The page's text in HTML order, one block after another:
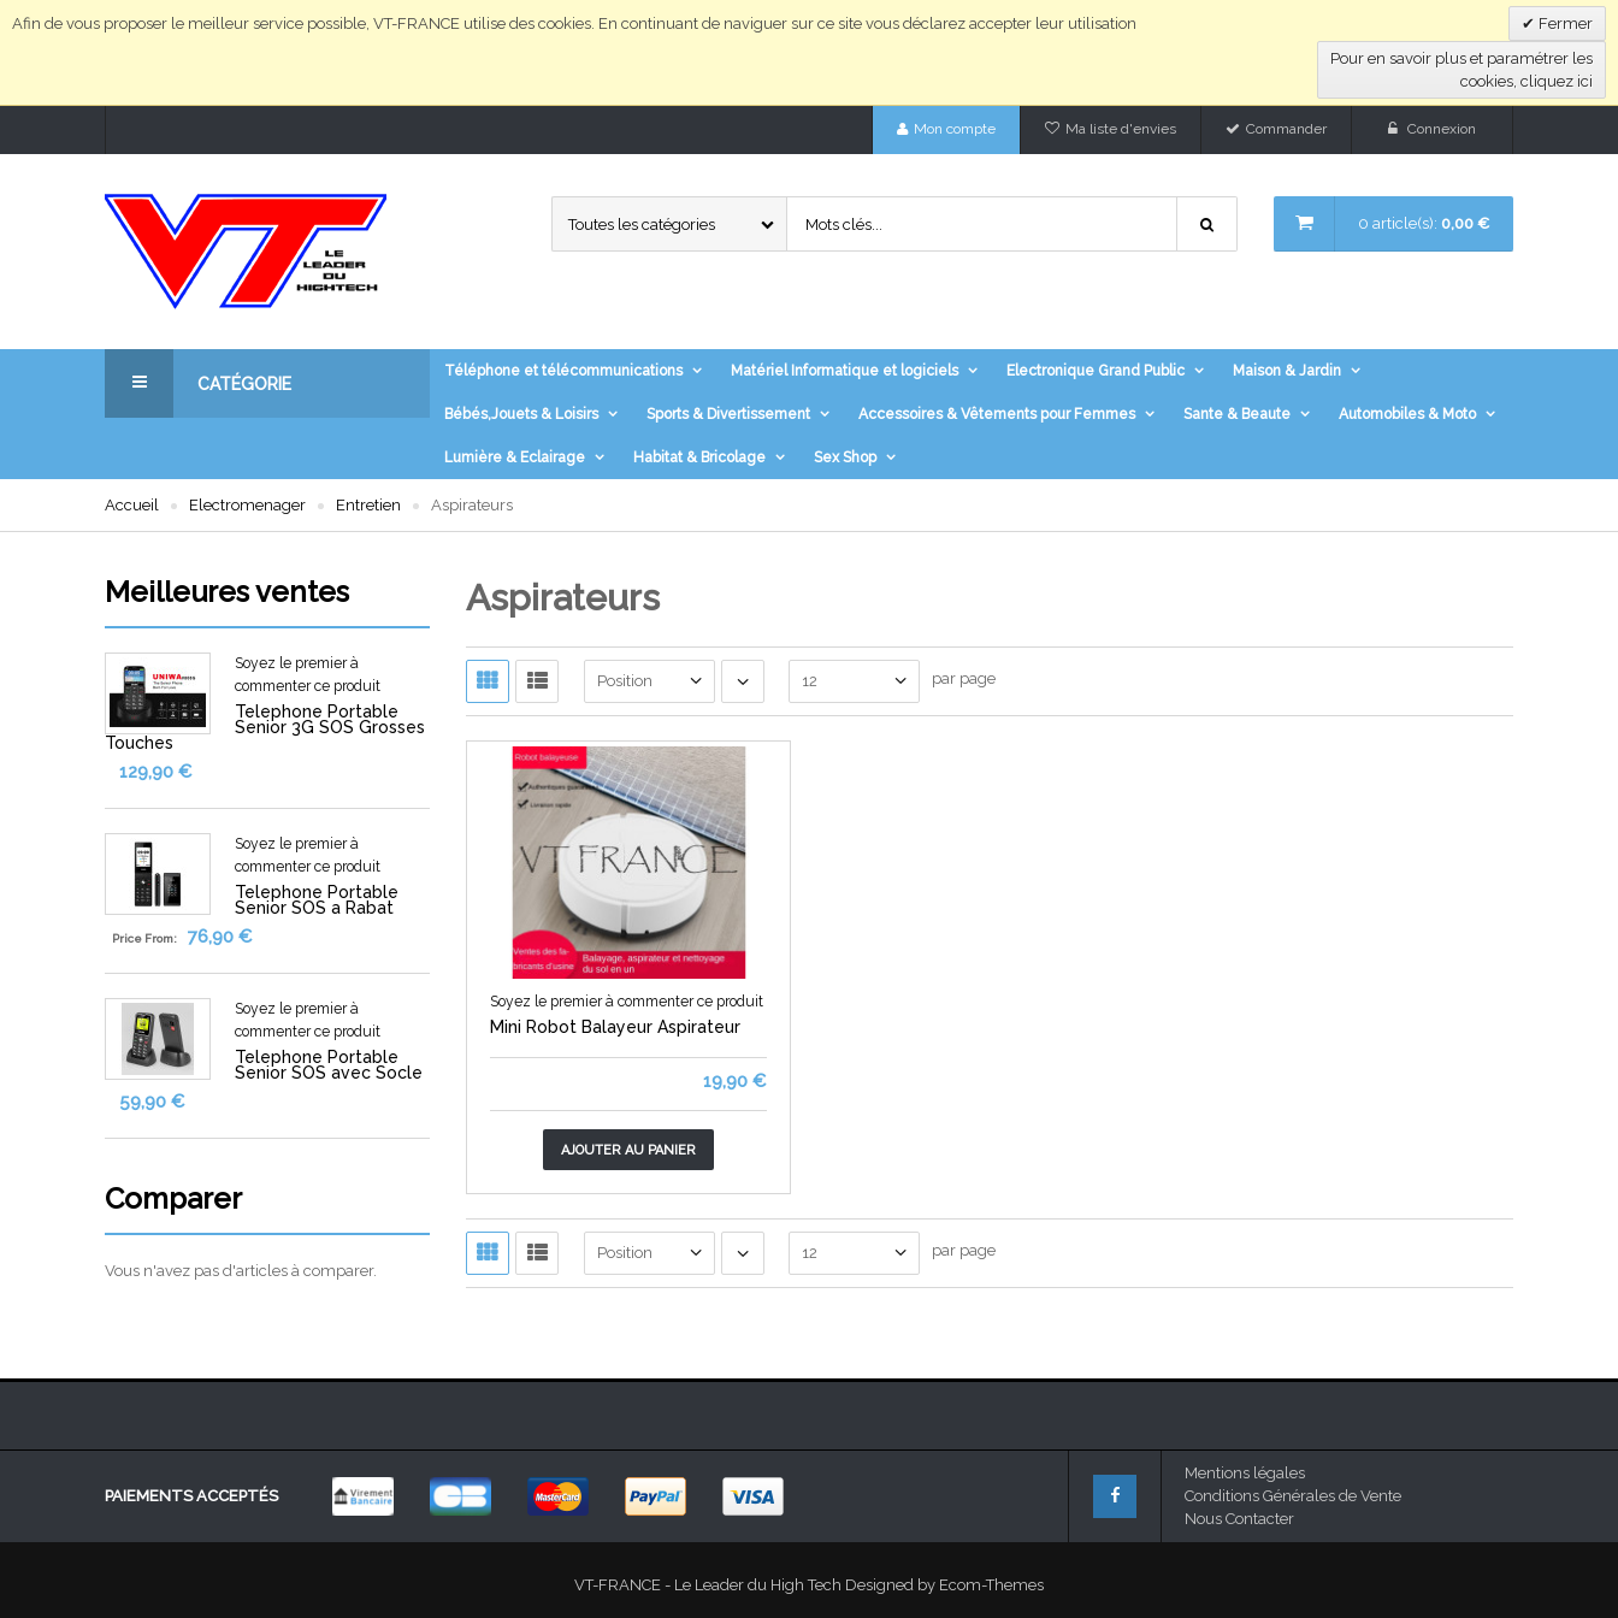
Afin de vous proposer le meilleur service possible, VT-FRANCE utilise des cookies. En continuant de naviguer sur ce site vous déclarez accepter leur utilisation
Fermer
Pour en savoir plus et paramétrer les
cookies, cliquez ici
Connexion
Mon compte Ma liste d'envies Commander
0 article(s): 0,00 €
Toutes les catégories
CATÉGORIE
Matériel Informatique et logiciels
Maison & Jardin
Bébés,Jouets & Loisirs
Sports & Divertissement
Accessoires & Vêtements pour Femmes
Sante & Beaute
Afficher plus de categories
Téléphone et télécommunications Matériel Informatique et logiciels Electronique Grand Public Maison & Jardin
Bébés,Jouets & Loisirs Sports & Divertissement Accessoires & Vêtements pour Femmes Sante & Beaute Automobiles & Moto
Lumière & Eclairage Habitat & Bricolage Sex Shop
Accueil Electromenager Entretien Aspirateurs
Meilleures ventes
Soyez le premier à
commenter ce produit
Telephone Portable
Senior 3G SOS Grosses
Touches
129,90 €
Soyez le premier à
commenter ce produit
Telephone Portable
Senior SOS a Rabat
Price From: 76,90 €
Soyez le premier à
commenter ce produit
Telephone Portable
Senior SOS avec Socle
59,90 €
Comparer
Vous n'avez pas d'articles à comparer.
Aspirateurs
Position 12 par page
Soyez le premier à commenter ce produit
Mini Robot Balayeur Aspirateur
19,90 €
AJOUTER AU PANIER
Position 12 par page
PAIEMENTS ACCEPTÉS
Mentions légales
Conditions Générales de Vente
Nous Contacter
VT-FRANCE - Le Leader du High Tech Designed by Ecom-Themes